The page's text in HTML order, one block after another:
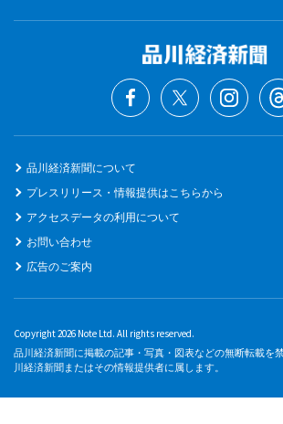
品川経済新聞について
プレスリリース・情報提供はこちらから
アクセスデータの利用について
お問い合わせ
広告のご案内
Copyright 2026 Note Ltd. All rights reserved.
品川経済新聞に掲載の記事・写真・図表などの無断転載を
川経済新聞またはその情報提供者に属します。